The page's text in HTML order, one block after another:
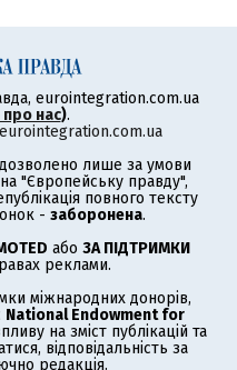
eurointegration.com.ua
нас).
лише за умови
"Європейську правду",
повного тексту
- заборонена.
або ЗА ПІДТРИМКИ
реклами.
міжнародних донорів,
National Endowment for
на зміст публікацій та
відповідальність за
редакція.